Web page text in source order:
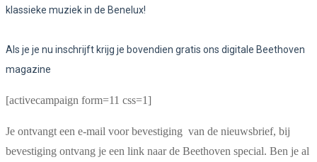
klassieke muziek in de Benelux!
Als je je nu inschrijft krijg je bovendien gratis ons digitale Beethoven
magazine
[activecampaign form=11 css=1]
Je ontvangt een e-mail voor bevestiging van de nieuwsbrief, bij
bevestiging ontvang je een link naar de Beethoven special. Ben je al